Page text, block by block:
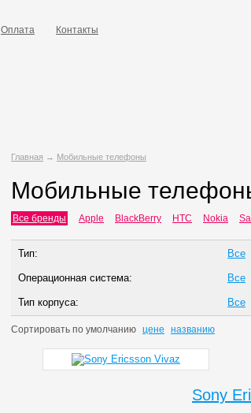
Оплата Контакты
Главная → Мобильные телефоны
Мобильные
Все бренды Apple BlackBerry HTC Nokia
Тип: Все
Операционная система: Все
Тип корпуса: Все
Сортировать по умолчанию цене названию
Sony